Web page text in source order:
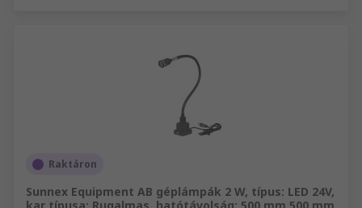
Raktáron
Sunnex Equipment AB géplámpák 2 W, típus: LED 24V,